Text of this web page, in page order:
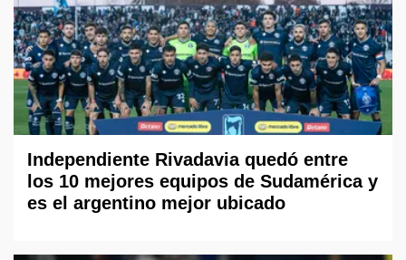
Independiente Rivadavia quedó entre
los 10 mejores equipos de Sudamérica y
es el argentino mejor ubicado